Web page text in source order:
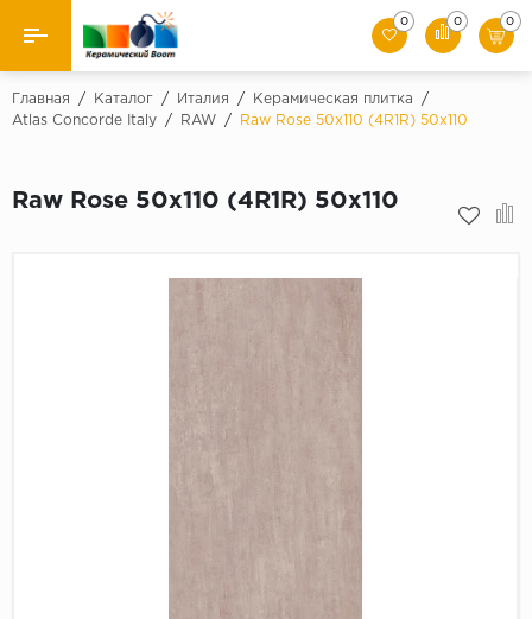
Назад
Керамическая плитка
0 0 0
Главная / Каталог / Италия / Керамическая плитка
/
Atlas Concorde Italy
/ RAW / Raw Rose 50x110 (4R1R) 50x110
Raw Rose 50x110 (4R1R) 50x110